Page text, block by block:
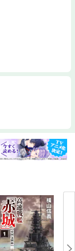
によるシカゴの戦略
ツ総統、イタリア・
戦をメインにした架
！ 本書はその第８弾
年、東京都武蔵野市
大学理学部物理学科
ーション戦記を中心
い放射能の本当の